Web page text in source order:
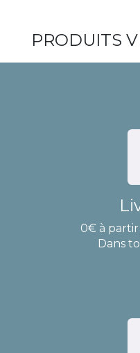
PRODUITS
0€ à
Dans